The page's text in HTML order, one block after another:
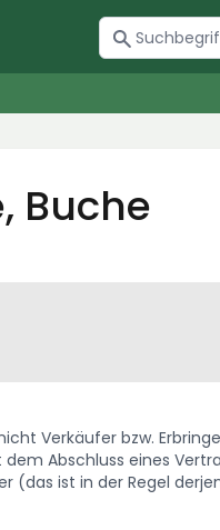
Buche
Verkäufer bzw.
Abschluss eines
(das ist in der Regel